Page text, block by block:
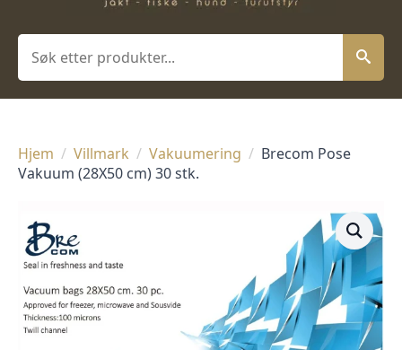
Søk
Hjem Villmark Vakuumering
Brecom Pose
Vakuum (28X50 cm) 30 stk.